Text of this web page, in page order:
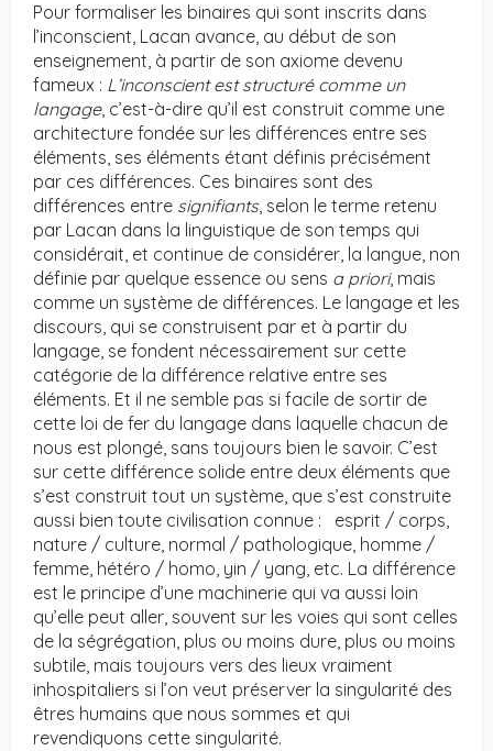
Pour formaliser les binaires qui sont inscrits dans
l’inconscient, Lacan avance, au début de son
enseignement, à partir de son axiome devenu
fameux : L’inconscient est structuré comme un
langage, c’est-à-dire qu’il est construit comme une
architecture fondée sur les différences entre ses
éléments, ses éléments étant définis précisément
par ces différences. Ces binaires sont des
différences entre signifiants, selon le terme retenu
par Lacan dans la linguistique de son temps qui
considérait, et continue de considérer, la langue, non
définie par quelque essence ou sens a priori, mais
comme un système de différences. Le langage et les
discours, qui se construisent par et à partir du
langage, se fondent nécessairement sur cette
catégorie de la différence relative entre ses
éléments. Et il ne semble pas si facile de sortir de
cette loi de fer du langage dans laquelle chacun de
nous est plongé, sans toujours bien le savoir. C’est
sur cette différence solide entre deux éléments que
s’est construit tout un système, que s’est construite
aussi bien toute civilisation connue : esprit / corps,
nature / culture, normal / pathologique, homme /
femme, hétéro / homo, yin / yang, etc. La différence
est le principe d’une machinerie qui va aussi loin
qu’elle peut aller, souvent sur les voies qui sont celles
de la ségrégation, plus ou moins dure, plus ou moins
subtile, mais toujours vers des lieux vraiment
inhospitaliers si l’on veut préserver la singularité des
êtres humains que nous sommes et qui
revendiquons cette singularité.